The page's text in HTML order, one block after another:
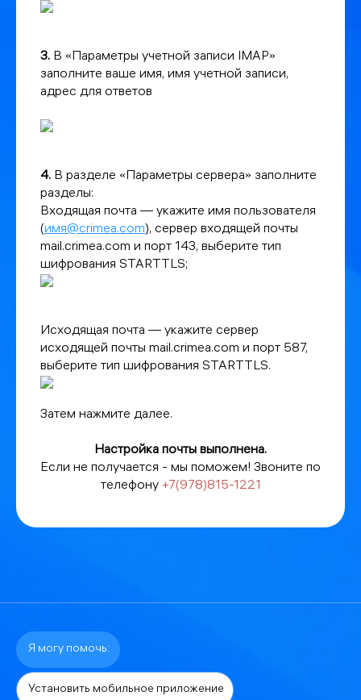
3. В «Параметры учетной записи IMAP»
заполните ваше имя, имя учетной записи,
адрес для ответов
4. В разделе «Параметры сервера» заполните
разделы:
Входящая почта — укажите имя пользователя
(имя@crimea.com), сервер входящей почты
mail.crimea.com и порт 143, выберите тип
шифрования STARTTLS;
Исходящая почта — укажите сервер
исходящей почты mail.crimea.com и порт 587,
выберите тип шифрования STARTTLS.
Затем нажмите далее.
Настройка почты выполнена.
Если не получается - мы поможем! Звоните по
телефону +7(978)815-1221
Я могу помочь:
Установить мобильное приложение